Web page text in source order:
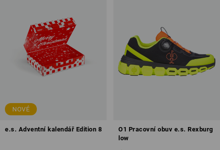
NOVÉ
e.s. Adventní kalendář Edition 8
O1 Pracovní obuv e.s. Rexburg
low